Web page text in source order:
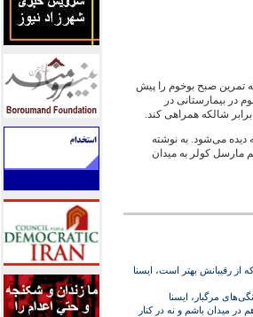
تمرين صبح بوخوم را پيش
در بيمارستانی در
شالکه همراهی کند.
ديده می‌شود. به نوشته
مارسل کولر به ميدان
از رقيبانش بهتر است، ايسنا
مرگبار، ايسنا
در ميدان باشم و نه در کنار